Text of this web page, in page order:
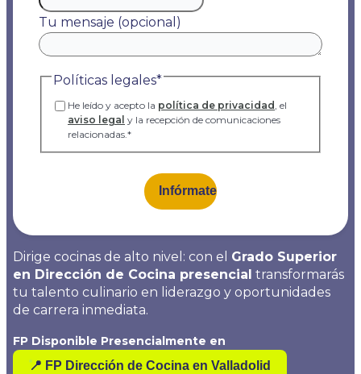
Tu mensaje (opcional)
Políticas legales*
He leído y acepto la política de privacidad , el
aviso legal y la recepción de comunicaciones
relacionadas. *
Dirige cocinas de alto nivel: con el Grado Superior
en Dirección de Cocina presencial transformarás
tu talento culinario en liderazgo y oportunidades
de carrera inmediata.
FP Disponible Presencialmente en
📍 FP Dirección de Cocina en Valladolid